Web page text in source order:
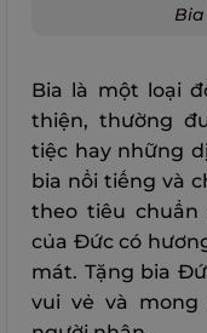
Bia là một loại
thiện, thường
tiệc hay những
bia nổi tiếng và
theo tiêu
của Đức có
mát. Tặng bia
vui vẻ và mong